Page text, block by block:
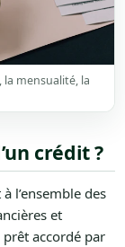
la mensualité, la
crédit ?
l’ensemble des
et
accordé par